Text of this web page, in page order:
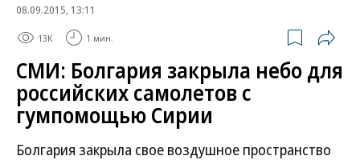
08.09.2015, 13:11
13K 1 мин.
СМИ: Болгария закрыла небо для
российских самолетов с
гумпомощью Сирии
Болгария закрыла свое воздушное пространство